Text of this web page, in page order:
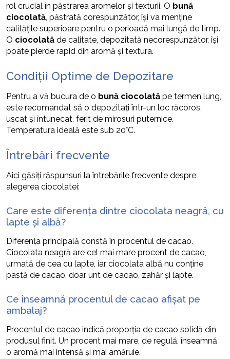
rol crucial în păstrarea aromelor și texturii. O bună
ciocolată , păstrată corespunzător, își va menține
calitățile superioare pentru o perioadă mai lungă de timp.
O ciocolată de calitate, depozitată necorespunzător, își
poate pierde rapid din aromă și textura.
Condiții Optime de Depozitare
Pentru a vă bucura de o bună ciocolată pe termen lung,
este recomandat să o depozitați într-un loc răcoros,
uscat și întunecat, ferit de mirosuri puternice.
Temperatura ideală este sub 20°C.
Întrebări frecvente
Aici găsiți răspunsuri la întrebările frecvente despre
alegerea ciocolatei:
Care este diferența dintre ciocolata neagră, cu
lapte și albă?
Diferența principală constă în procentul de cacao.
Ciocolata neagră are cel mai mare procent de cacao,
urmată de cea cu lapte, iar ciocolata albă nu conține
pastă de cacao, doar unt de cacao, zahăr și lapte.
Ce înseamnă procentul de cacao afișat pe
ambalaj?
Procentul de cacao indică proporția de cacao solidă din
produsul finit. Un procent mai mare, de regulă, înseamnă
o aromă mai intensă și mai amăruie.